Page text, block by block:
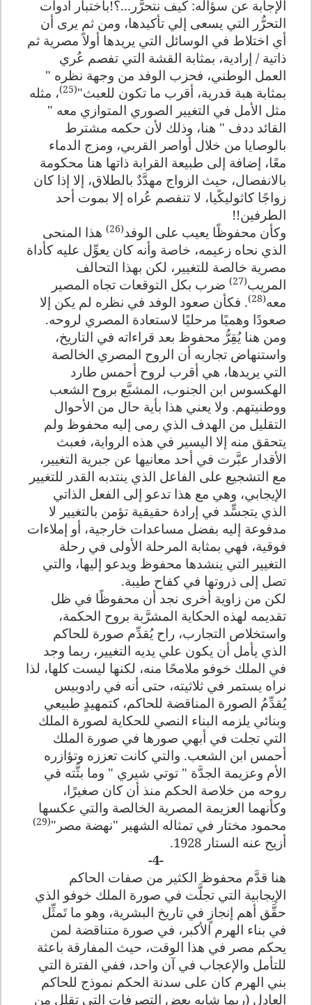
الإجابة عن سؤاله: كيف نتحرَّر...؟!باختبار أدوات
التحرُّر التي يسعى إلي تأكيدها، ومن ثم يرى أن
أي اختلاط في الوسائل التي يريدها أولاً مصرية ثم
ذاتية / إرادية، بمثابة القشة التي تفصم عُري
العمل الوطني، فحزب الوفد من وجهة نظره "
بمثابة هبة قدرية، أقرب ما تكون للعبث"(25)
، مثله
مثل الأمل في التغيير الصوري المتوازي معه "
القائد ددف " هنا، وذلك لأن حكمه مشترط
بالوصايا من خلال أواصر القربي، ومزج الدماء
معًا، إضافة إلى طبيعة القرابة ذاتها هنا محكومة
بالانفصال، حيث الزواج مهدَّدٌ بالطلاق، إلا إذا كان
زواجًا كاثوليكًيا، لا تنفصم عُراه إلا بموت أحد
الطرفين!!
وكأن محفوظًا يعيب على الوفد(26)
هذا المنحى
الذي نحاه زعيمه، خاصة وأنه كان يعوِّل عليه كأداة
مصرية خالصة للتغيير، لكن بهذا التحالف
المريب(27)
ضرب بكل التوقعات تجاه المصير
معه(28)
. فكأن صعود الوفد في نظره لم يكن إلا
صعودًا وهميًا مرحليًا لاستعادة المصري لروحه.
ومن هنا يُقِرُّ محفوظ بعد قراءاته في التاريخ،
واستنهاض تجاربه أن الروح المصري الخالصة
التي يريدها، هي أقرب لروح أحمس طارد
الهكسوس ابن الجنوب، المشبَّع بروح الشعب
ووطنيتهم. ولا يعني هذا بأية حال من الأحوال
التقليل من الهدف الذي رمى إليه محفوظ ولم
يتحقق منه إلا اليسير في هذه الرواية، فعبث
الأقدار عبَّرت في أحد معانيها عن جبرية التغيير،
مع التشجيع على الفاعل الذي ينتدبه القدر للتغيير
الإيجابي، وهي مع هذا تدعو إلى الفعل الذاتي
الذي يتجسٍّد في إرادة حقيقية تؤمن بالتغيير لا
مدفوعة إليه بفضل مساعدات خارجية، أو إملاءات
فوقية، فهي بمثابة المرحلة الأولى في رحلة
التغيير التي ينشدها محفوظ ويدعو إليها، والتي
تصل إلى ذروتها في كفاح طيبة.
لكن من زاوية أخرى نجد أن محفوظًا في ظل
تقديمه لهذه الحكاية المشرَّبة بروح الحكمة،
واستخلاص التجارب، راح يُقدِّم صورة للحاكم
الذي يأمل أن يكون علي يديه التغيير، ربما وجد
في الملك خوفو ملامحًا منه، لكنها ليست كلها، لذا
نراه يستمر في ثلاثيته، حتى أنه في رادوبيس
يُقدِّمُ الصورة المناقضة للحاكم، كتمهيدٍ طبيعي
وبنائي يلزمه البناء النصي للحكاية لصورة الملك
التي تجلت في أبهي صورها في صورة الملك
أحمس ابن الشعب. والتي كانت تعززه وتؤازره
الأم وعزيمة الجدَّة " توتي شيري " وما بثَّته في
روحه من خلاصة الحكم منذ أن كان صغيرًا،
وكأنهما العزيمة المصرية الخالصة والتي عكسها
محمود مختار في تمثاله الشهير "نهضة مصر"(29)
أزيح عنه الستار 1928
.
-4-
هنا قدَّم محفوظ الكثير من صفات الحاكم
الإيجابية التي تجلَّت في صورة الملك خوفو الذي
حقَّق أهم إنجازٍ في تاريخ البشرية، وهو ما تَمثِّل
في بناء الهرم الأكبر، في صورة متناقضة لمن
يحكم مصر في هذا الوقت، حيث المفارقة باعثة
للتأمل والإعجاب في آن واحد، ففي الفترة التي
بني الهرم كان على سدنة الحكم نموذج للحاكم
العادل (ربما شابه بعض التصرفات التي تقلل من